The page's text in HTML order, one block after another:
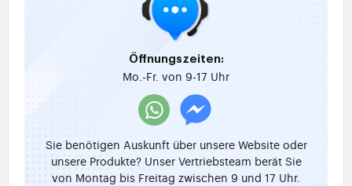
Öffnungszeiten:
Mo.-Fr. von 9-17 Uhr
Sie benötigen Auskunft über unsere Website oder
unsere Produkte? Unser Vertriebsteam berät Sie
von Montag bis Freitag zwischen 9 und 17 Uhr.